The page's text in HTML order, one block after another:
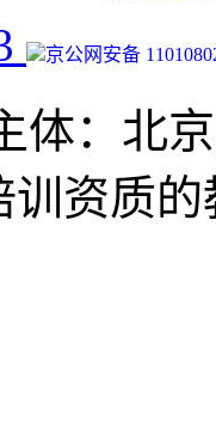
京公网安备
体：北
训资质